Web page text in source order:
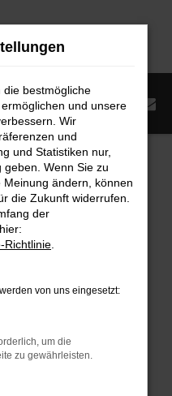
Error
dir helfen können:
und deine
die bestmögliche
und unsere
Wir
und
und Statistiken nur,
geben. Wenn Sie zu
ändern, können
die Zukunft widerrufen.
der
Richtlinie
von uns eingesetzt:
um die
zu gewährleisten.